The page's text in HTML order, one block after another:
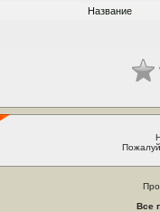
Название
Все